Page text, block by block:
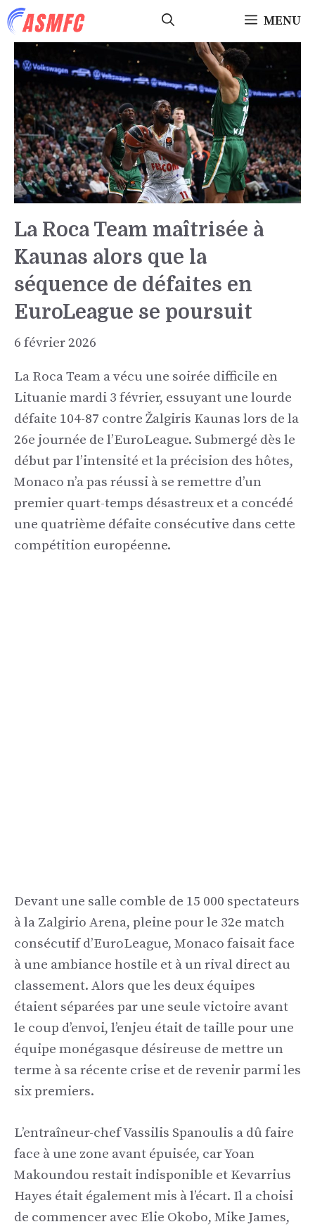
Aller
au
contenu
MENU
La Roca Team maîtrisée à
Kaunas alors que la
séquence de défaites en
EuroLeague se poursuit
6 février 2026
La Roca Team a vécu une soirée difficile en
Lituanie mardi 3 février, essuyant une lourde
défaite 104-87 contre Žalgiris Kaunas lors de la
26e journée de l’EuroLeague. Submergé dès le
début par l’intensité et la précision des hôtes,
Monaco n’a pas réussi à se remettre d’un
premier quart-temps désastreux et a concédé
une quatrième défaite consécutive dans cette
compétition européenne.
Devant une salle comble de 15 000 spectateurs
à la Zalgirio Arena, pleine pour le 32e match
consécutif d’EuroLeague, Monaco faisait face
à une ambiance hostile et à un rival direct au
classement. Alors que les deux équipes
étaient séparées par une seule victoire avant
le coup d’envoi, l’enjeu était de taille pour une
équipe monégasque désireuse de mettre un
terme à sa récente crise et de revenir parmi les
six premiers.
L’entraîneur-chef Vassilis Spanoulis a dû faire
face à une zone avant épuisée, car Yoan
Makoundou restait indisponible et Kevarrius
Hayes était également mis à l’écart. Il a choisi
de commencer avec Elie Okobo, Mike James,